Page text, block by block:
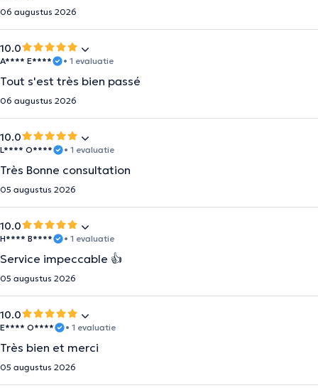
06 augustus 2026
10.0
A**** E**** • 1 evaluatie
Tout s'est très bien passé
06 augustus 2026
10.0
L**** O**** • 1 evaluatie
Très Bonne consultation
05 augustus 2026
10.0
H**** B**** • 1 evaluatie
Service impeccable 👍
05 augustus 2026
10.0
E**** O**** • 1 evaluatie
Très bien et merci
05 augustus 2026